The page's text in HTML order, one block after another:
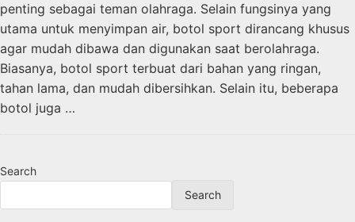
penting sebagai teman olahraga. Selain fungsinya yang
utama untuk menyimpan air, botol sport dirancang khusus
agar mudah dibawa dan digunakan saat berolahraga.
Biasanya, botol sport terbuat dari bahan yang ringan,
tahan lama, dan mudah dibersihkan. Selain itu, beberapa
botol juga …
Search
Search